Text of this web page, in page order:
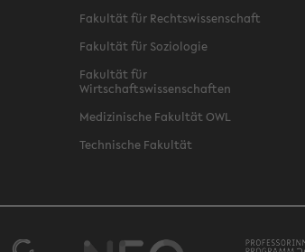
Fakultät für Rechtswissenschaft
Fakultät für Soziologie
Fakultät für
Wirtschaftswissenschaften
Medizinische Fakultät OWL
Technische Fakultät